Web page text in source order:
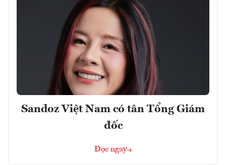
Sandoz Việt Nam có tân Tổng Giám
đốc
Đọc ngay